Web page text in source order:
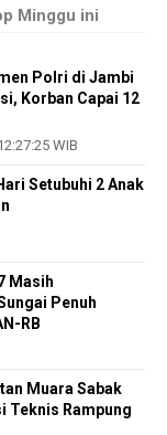
Minggu ini
Polri di Jambi
Korban Capai 12
WIB
Setubuhi 2 Anak
Masih
Penuh
RB
Muara Sabak
Teknis Rampung